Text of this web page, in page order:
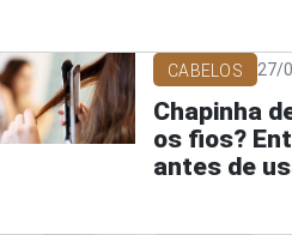
CABELOS 27/
Chapinha
os fios?
antes de